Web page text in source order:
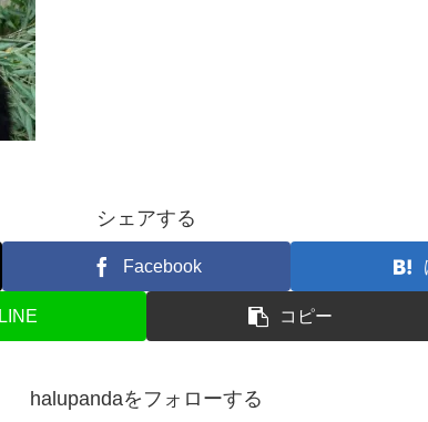
シェアする
Facebook
LINE コピー
halupandaをフォローする